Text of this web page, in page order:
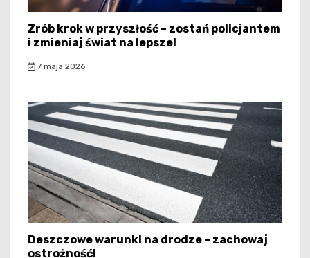
Zrób krok w przyszłość – zostań policjantem
i zmieniaj świat na lepsze!
7 maja 2026
Deszczowe warunki na drodze – zachowaj
ostrożność!